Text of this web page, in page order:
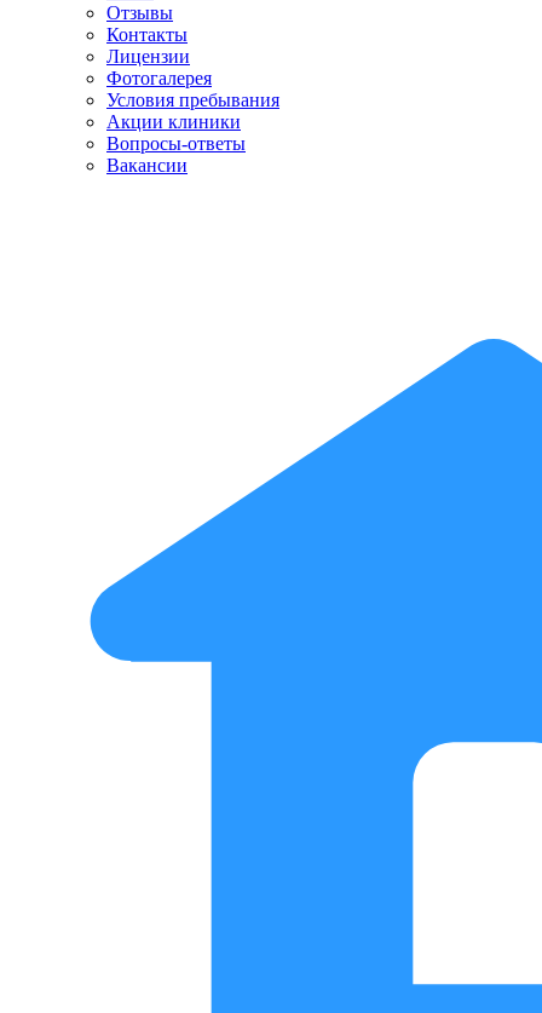
Отзывы
Контакты
Лицензии
Фотогалерея
Условия пребывания
Акции клиники
Вопросы-ответы
Вакансии